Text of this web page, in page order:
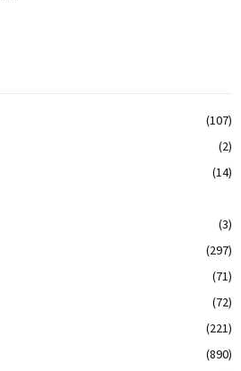
(107)
(2)
(14)
(3)
(297)
(71)
(72)
(221)
(890)